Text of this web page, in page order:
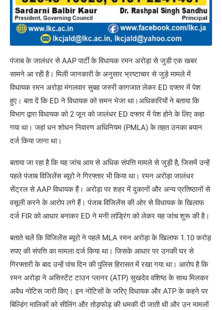
पंजाब के जालंधर से AAP पार्टी के विधायक रमन अरोड़ा से जुडी एक खबर
सामने आ रही है। मिली जानकारी के अनुसार भ्रष्टाचार से जुड़े मामले में
विधायक रमन अरोड़ा मंगलवार सुबह जरुरी कागजात लेकर ED दफ्तर में पेश
हुए। बता दें कि ED ने विधायक को समन भेजा था।अधिकारियों ने बताया कि
विभाग द्वारा विधायक को 2 जून को जालंधर ED दफ्तर में पेश होने के लिए कहा
गया था। जहां धन शोधन निवारण अधिनियम (PMLA) के तहत उनका बयान
दर्ज किया जाना था।
बताया जा रहा है कि यह जांच आय से अधिक संपत्ति मामले से जुड़ी है, जिसमें उन्हें
पहले पंजाब विजिलेंस ब्यूरो ने गिरफ्तार भी किया था। रमन अरोड़ा जालंधर
सेंट्रल से AAP विधायक हैं। अरोड़ा पर शहर में दुकानों और अन्य प्रतिष्ठानों से
वसूली करने के आरोप लगे हैं। पंजाब विजिलेंस की ओर से विधायक के खिलाफ
दर्ज FIR को आधार बनाकर ED ने मनी लांड्रिंग को लेकर यह जांच शुरू की है।
बताते चलें कि विजिलेंस ब्यूरो ने पहले MLA रमन अरोड़ा के खिलाफ 1.10 करोड़
रुपए की संपत्ति का मामला दर्ज किया था। जिसके आधार पर उनकी घर से
गिरफ्तारी के बाद उन्हें पांच दिन की पुलिस हिरासत में रखा गया था। आरोप है कि
रमन अरोड़ा ने असिस्टेंट टाउन प्लानर (ATP) सुखदेव वशिष्ठ के साथ मिलकर
अवैध नोटिस जारी किए। इन नोटिसों के जरिए विधायक और ATP के कहने पर
बिल्डिंग मालिकों को सीलिंग और तोड़फोड़ की धमकी दी जाती थी और उन मामलों